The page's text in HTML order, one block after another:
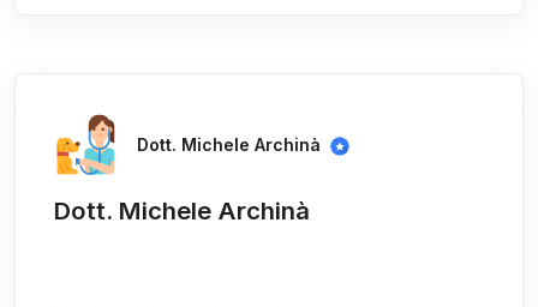
Dott. Michele Archinà
Dott. Michele Archinà